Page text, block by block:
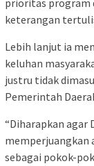
prioritas program
keterangan
Lebih lanjut ia
keluhan
justru tidak
Pemerintah
“Diharapkan agar
memperjuangkan
sebagai pokok-